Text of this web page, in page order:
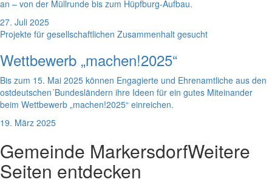
an – von der Müllrunde bis zum Hüpfburg-Aufbau.
27. Juli 2025
Projekte für gesellschaftlichen Zusammenhalt gesucht
Wettbewerb „machen!2025“
Bis zum 15. Mai 2025 können Engagierte und Ehrenamtliche aus den
ostdeutschen´Bundesländern ihre Ideen für ein gutes Miteinander
beim Wettbewerb „machen!2025“ einreichen.
19. März 2025
Gemeinde MarkersdorfWeitere
Seiten entdecken